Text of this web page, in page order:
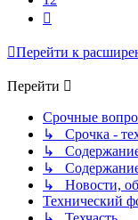
Перейти к
Перейти
Срочные
↳ Срочка -
↳ Содержание
↳ Содержание
↳ Новости,
Технический